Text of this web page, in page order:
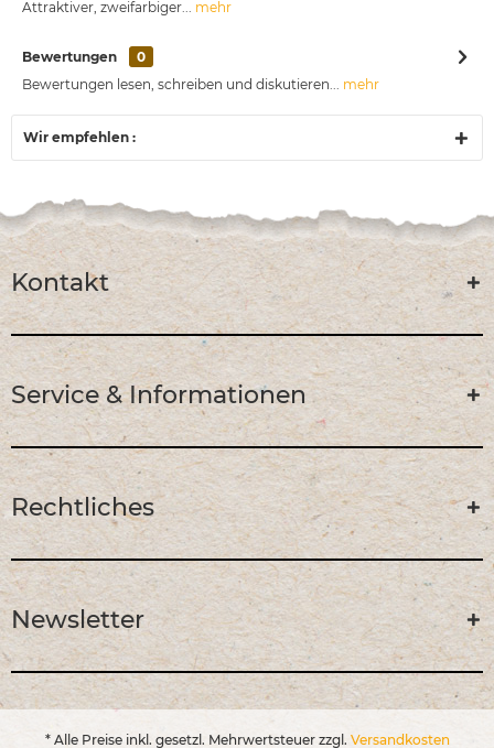
Attraktiver, zweifarbiger... mehr
Bewertungen
0
Bewertungen lesen, schreiben und diskutieren... mehr
Wir empfehlen :
Kontakt
Service & Informationen
Rechtliches
Newsletter
* Alle Preise inkl. gesetzl. Mehrwertsteuer zzgl. Versandkosten